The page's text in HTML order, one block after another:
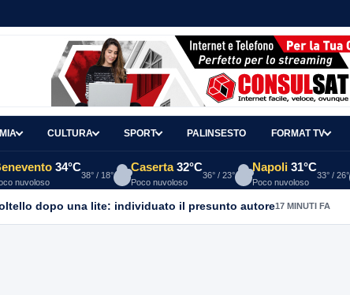
CULTURA SPORT PALINSESTO FORMAT TV
34°C
nuvoloso
38° / 18°
Caserta 32°C
Poco nuvoloso
36° / 23°
Napoli 31°C
Poco nuvoloso
33° / 26°
dopo una lite: individuato il presunto autore17 MINUTI FA